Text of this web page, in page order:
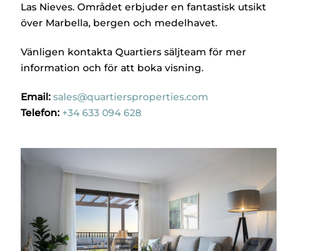
Las Nieves. Området erbjuder en fantastisk utsikt
över Marbella, bergen och medelhavet.
Vänligen kontakta Quartiers säljteam för mer
information och för att boka visning.
Email: sales@quartiersproperties.com
Telefon: +34 633 094 628